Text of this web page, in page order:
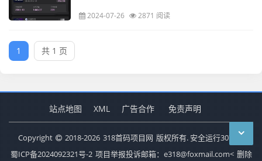
2024-07-26 2871 阅读
1 共 1 页
站点地图 XML 广告合作 免责声明
Copyright 2018-2026 318首码项目网 版权所有. 安全运行3075
天
蜀ICP备2024092321号-2 项目举报投诉邮箱：e318@foxmail.com< 删除